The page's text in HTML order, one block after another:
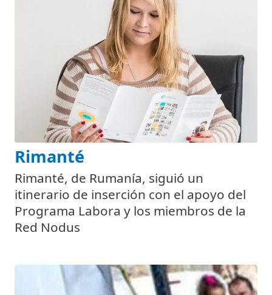
Rimanté
Rimanté, de Rumanía, siguió un
itinerario de inserción con el apoyo del
Programa Labora y los miembros de la
Red Nodus